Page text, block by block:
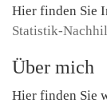
Hier finden Sie
Statistik-
Über mich
Hier finden Sie